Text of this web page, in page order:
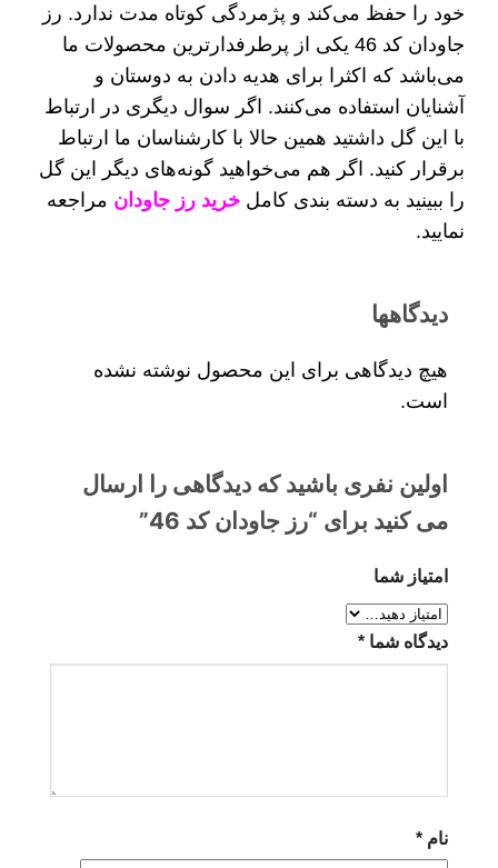
خود را حفظ می‌کند و پژمردگی کوتاه مدت ندارد. رز
جاودان کد 46 یکی از پرطرفدارترین محصولات ما
می‌باشد که اکثرا برای هدیه دادن به دوستان و
آشنایان استفاده می‌کنند. اگر سوال دیگری در ارتباط
با این گل داشتید همین حالا با کارشناسان ما ارتباط
برقرار کنید. اگر هم می‌خواهید گونه‌های دیگر این گل
را ببینید به دسته بندی کامل خرید رز جاودان مراجعه
نمایید.
دیدگاهها
هیچ دیدگاهی برای این محصول نوشته نشده
است.
اولین نفری باشید که دیدگاهی را ارسال
می کنید برای “رز جاودان کد 46”
امتیاز شما
دیدگاه شما *
نام *